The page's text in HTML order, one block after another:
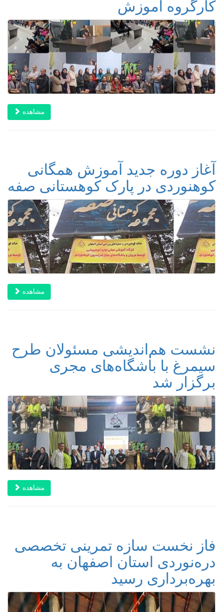
کارگروه آموزش
مشاهده
آغاز دوره جدید آموزش همگانی
کوهنوردی در پارک کوهستانی صفه
مشاهده
نشست هم‌اندیشی مسئولان طرح
سیمرغ با باشگاه‌های مجری
برگزار شد
مشاهده
فاز نخست سازه تمرینی تخصصی
دره‌نوردی استان اصفهان به
بهره‌برداری رسید